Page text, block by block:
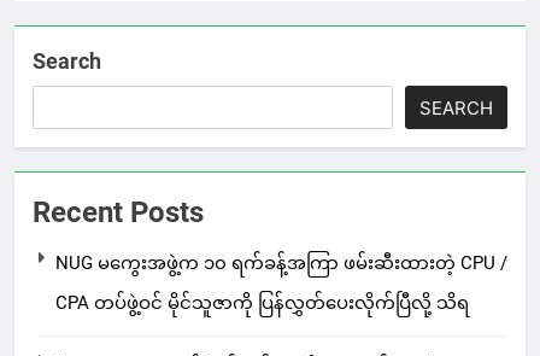
Search
SEARCH
Recent Posts
NUG မကွေးအဖွဲ့က ၁၀ ရက်ခန့်အကြာ ဖမ်းဆီးထားတဲ့ CPU /
CPA တပ်ဖွဲ့ဝင် မိုင်သူဇာကို ပြန်လွှတ်ပေးလိုက်ပြီလို့ သိရ